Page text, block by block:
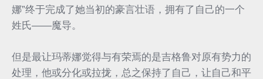
娜”终于完成了她当初的豪言壮语，拥有了自己的一个
姓氏——魔导。
但是最让玛蒂娜觉得与有荣焉的是吉格鲁对原有势力的
处理，他或分化或拉拢，总之保持了自己，让自己和平